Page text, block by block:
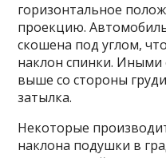
горизонтальное
проекцию.
скошена под углом,
наклон спинки.
выше со стороны
затылка.
Некоторые
наклона подушки в